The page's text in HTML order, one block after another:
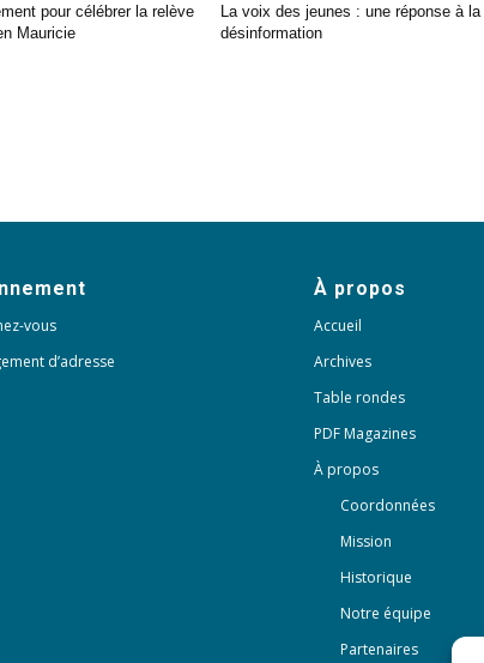
pour célébrer la relève
Mauricie
La voix des jeunes : une réponse à la
désinformation
vous
d’adresse
À propos
Accueil
Archives
Table rondes
PDF Magazines
À propos
Coordonnées
Mission
Historique
Notre équipe
Partenaires